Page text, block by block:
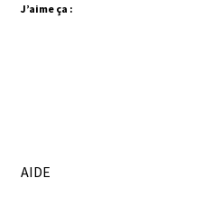
J’aime ça :
AIDE